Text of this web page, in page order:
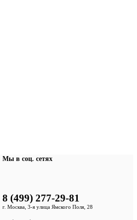
Мы в соц. сетях
8 (499) 277-29-81
г. Москва, 3-я улица Ямского Поля, 28